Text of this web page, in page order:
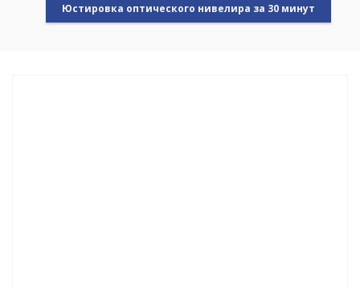
Юстировка оптического нивелира за 30 минут